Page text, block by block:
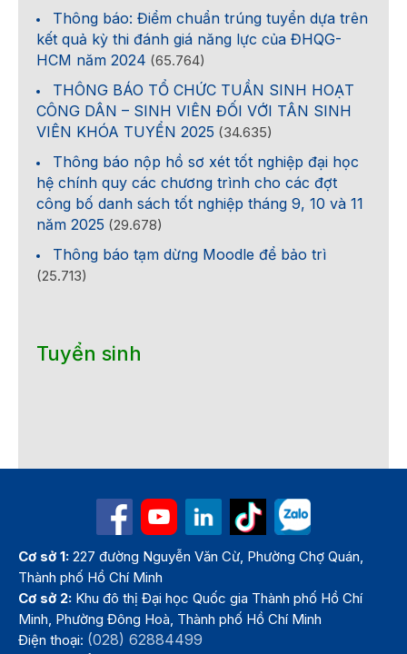
Thông báo: Điểm chuẩn trúng tuyển dựa trên
kết quả kỳ thi đánh giá năng lực của ĐHQG-
HCM năm 2024 (65.764)
THÔNG BÁO TỔ CHỨC TUẦN SINH HOẠT
CÔNG DÂN – SINH VIÊN ĐỐI VỚI TÂN SINH
VIÊN KHÓA TUYỂN 2025 (34.635)
Thông báo nộp hồ sơ xét tốt nghiệp đại học
hệ chính quy các chương trình cho các đợt
công bố danh sách tốt nghiệp tháng 9, 10 và 11
năm 2025 (29.678)
Thông báo tạm dừng Moodle để bảo trì
(25.713)
Tuyển sinh
Cơ sở 1: 227 đường Nguyễn Văn Cừ, Phường Chợ Quán,
Thành phố Hồ Chí Minh
Cơ sở 2: Khu đô thị Đại học Quốc gia Thành phố Hồ Chí
Minh, Phường Đông Hoà, Thành phố Hồ Chí Minh
Điện thoại: (028) 62884499